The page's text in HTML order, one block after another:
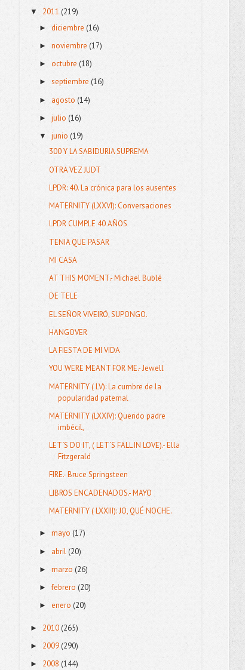
▼ 2011 (219)
►diciembre(16)
►noviembre (17)
► octubre(18)
►septiembre(16)
► agosto(14)
►julio(16)
▼junio(19)
300 Y LA SABIDURIA SUPREMA
OTRA VEZ JUDT
LPDR: 40. La crónica para los ausentes
MATERNITY (LXXVI): Conversaciones
LPDR CUMPLE 40 AÑOS
TENIA QUE PASAR
MI CASA
AT THIS MOMENT.- Michael Bublé
DE TELE
EL SEÑOR VIVEIRÓ, SUPONGO.
HANGOVER
LA FIESTA DE MI VIDA
YOU WERE MEANT FOR ME.- Jewell
MATERNITY ( LV): La cumbre de la
popularidad paternal
MATERNITY (LXXIV): Querido padre
imbécil,
LET´S DO IT, ( LET´S FALL IN LOVE).- Ella
Fitzgerald
FIRE.- Bruce Springsteen
LIBROS ENCADENADOS.- MAYO
MATERNITY ( LXXIII): JO, QUÉ NOCHE.
►mayo(17)
► abril (20)
►marzo(26)
►febrero (20)
►enero(20)
► 2010(265)
► 2009 (290)
► 2008 (144)